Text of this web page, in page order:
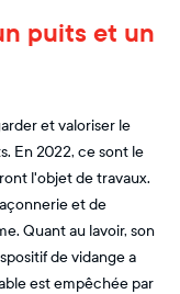
puits et un
et valoriser le
En 2022, ce sont le
l'objet de travaux.
et de
Quant au lavoir, son
de vidange a
est empêchée par